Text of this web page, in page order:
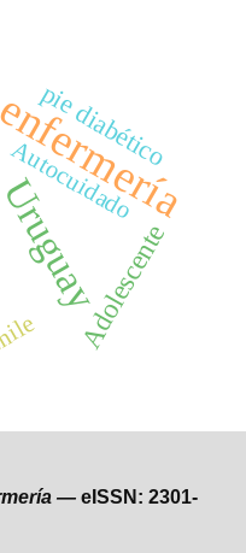
Adolescente
pie diabético
Autocuidado
— eISSN: 2301-